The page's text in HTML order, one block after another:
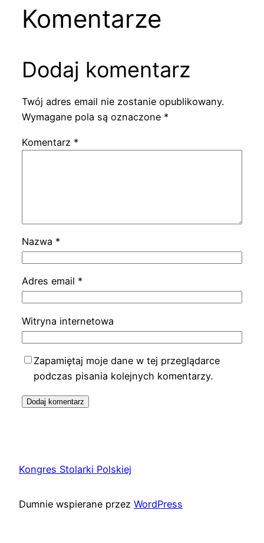
Komentarze
Dodaj komentarz
Twój adres email nie zostanie opublikowany.
Wymagane pola są oznaczone *
Komentarz *
Nazwa *
Adres email *
Witryna internetowa
Zapamiętaj moje dane w tej przeglądarce
podczas pisania kolejnych komentarzy.
Kongres Stolarki Polskiej
Dumnie wspierane przez WordPress